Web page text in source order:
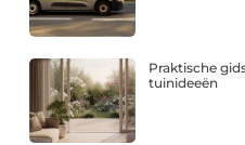
Praktische
tuinideeën